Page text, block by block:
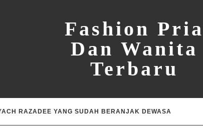
Fashion Pria
Dan Wanita
Terbaru
RAZADEE YANG SUDAH BERANJAK DEWASA